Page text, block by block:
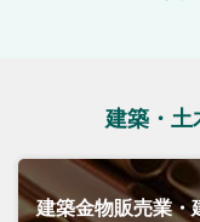
建築・
建築金物販売業・